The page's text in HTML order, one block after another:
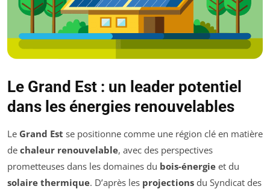
Le Grand Est : un leader potentiel
dans les énergies renouvelables
Le Grand Est se positionne comme une région clé en matière
de chaleur renouvelable, avec des perspectives
prometteuses dans les domaines du bois-énergie et du
solaire thermique. D’après les projections du Syndicat des